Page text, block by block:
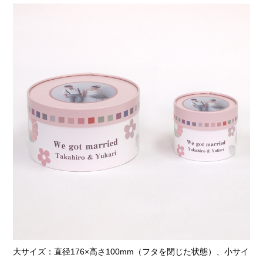
大サイズ：直径176×高さ100mm（フタを閉じた状態）、小サイ